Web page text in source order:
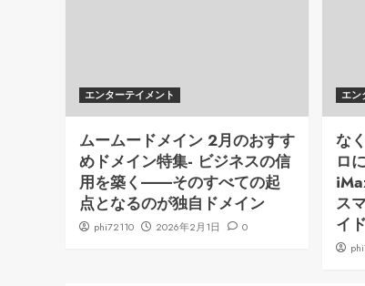
エンターテイメント
ムームードメイン 2月のおすす
めドメイン特集- ビジネスの信
用を築く――そのすべての起
点となるのが独自ドメイン
phi72110 2026年2月1日 0
エン
な
ロ
ス
イド